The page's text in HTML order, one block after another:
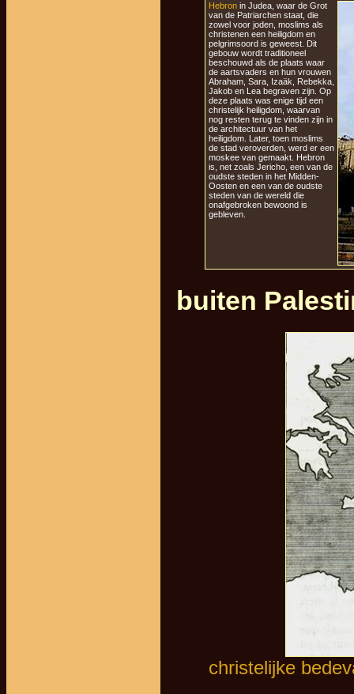
Hebron in Judea, waar de Grot
van de Patriarchen staat, die
zowel voor joden, moslims als
christenen een heiligdom en
pelgrimsoord is geweest. Dit
gebouw wordt traditioneel
beschouwd als de plaats waar
de aartsvaders en hun vrouwen
Abraham, Sara, Izaäk, Rebekka,
Jakob en Lea begraven zijn. Op
deze plaats was enige tijd een
christelijk heiligdom, waarvan
nog resten terug te vinden zijn in
de architectuur van het
heiligdom. Later, toen moslims
de stad veroverden, werd er een
moskee van gemaakt. Hebron
is, net zoals Jericho, een van de
oudste steden in het Midden-
Oosten en een van de oudste
steden van de wereld die
onafgebroken bewoond is
gebleven.
buiten
christelijke